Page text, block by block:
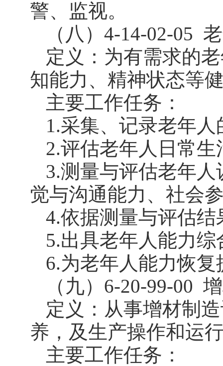
警、监视。
（八）4-14-02-05
定义：为有需求的
知能力、精神状态等
主要工作任务：
1.采集、记录老年
2.评估老年人日常
3.测量与评估老年
觉与沟通能力、社会
4.依据测量与评估
5.出具老年人能力
6.为老年人能力恢复
（九）6-20-99-00
定义：从事增材制
养，及生产操作和运
主要工作任务：